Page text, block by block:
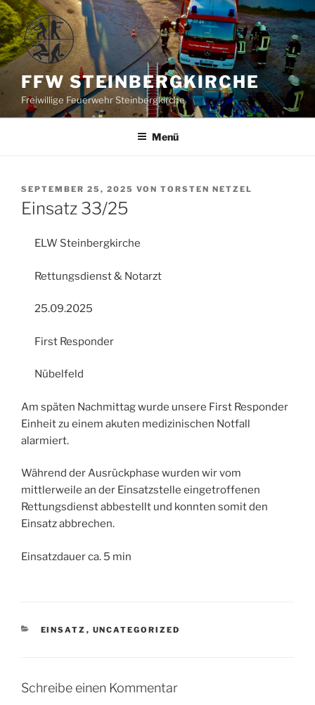
Zum
Inhalt
springen
FFW STEINBERGKIRCHE
Freiwillige Feuerwehr Steinbergkirche
Menü
VERÖFFENTLICHT
AM
SEPTEMBER 25, 2025 VON TORSTEN NETZEL
Einsatz 33/25
ELW Steinbergkirche
Rettungsdienst & Notarzt
25.09.2025
First Responder
Nübelfeld
Am späten Nachmittag wurde unsere First Responder
Einheit zu einem akuten medizinischen Notfall
alarmiert.
Während der Ausrückphase wurden wir vom
mittlerweile an der Einsatzstelle eingetroffenen
Rettungsdienst abbestellt und konnten somit den
Einsatz abbrechen.
Einsatzdauer ca. 5 min
KATEGORIEN
EINSATZ , UNCATEGORIZED
Schreibe einen Kommentar